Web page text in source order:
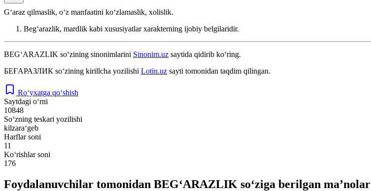
Gʻaraz qilmaslik, oʻz manfaatini koʻzlamaslik, xolislik.
Begʻarazlik, mardlik kabi xususiyatlar xarakterning ijobiy belgilaridir.
BEG‘ARAZLIK so‘zining sinonimlarini Sinonim.uz saytida qidirib ko‘ring.
БЕҒАРАЗЛИК so‘zining kirillcha yozilishi Lotin.uz sayti tomonidan taqdim qilingan.
Ro‘yxatga qo‘shish
Saytdagi o‘rni
10848
So‘zning teskari yozilishi
kilzara‘geb
Harflar soni
11
Ko‘rishlar soni
176
Foydalanuvchilar tomonidan BEG‘ARAZLIK so‘ziga berilgan ma’nolar